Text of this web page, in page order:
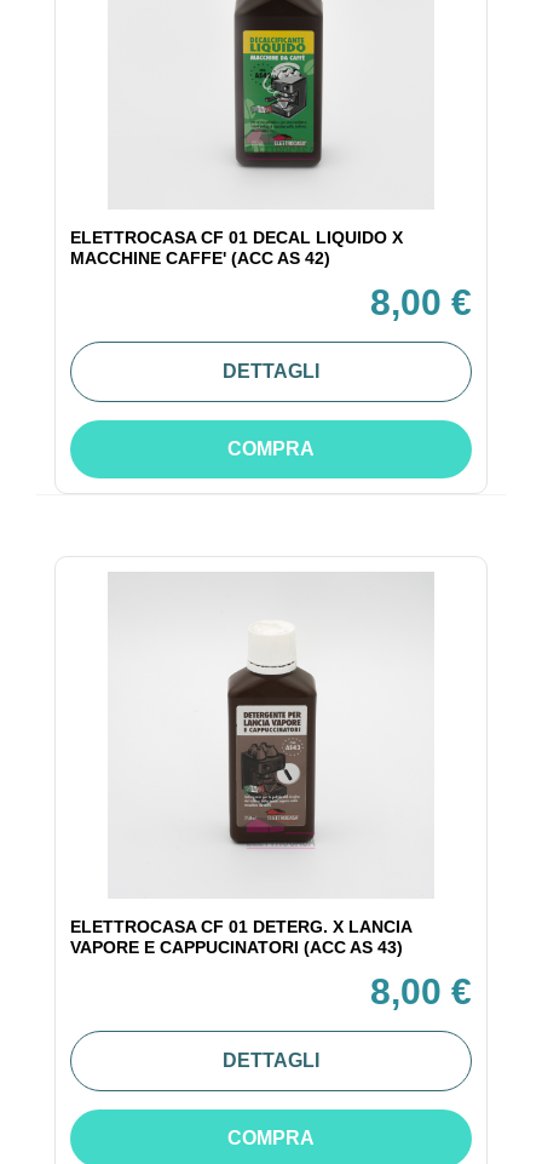
ELETTROCASA CF 01 DECAL LIQUIDO X
MACCHINE CAFFE' (ACC AS 42)
8,00 €
DETTAGLI
COMPRA
ELETTROCASA CF 01 DETERG. X LANCIA
VAPORE E CAPPUCINATORI (ACC AS 43)
8,00 €
DETTAGLI
COMPRA